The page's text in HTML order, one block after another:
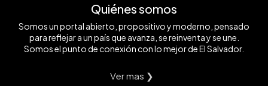
Quiénes somos
Somos un portal abierto, propositivo y moderno, pensado
para reflejar a un país que avanza, se reinventa y se une.
Somos el punto de conexión con lo mejor de El Salvador.
Ver mas ❯